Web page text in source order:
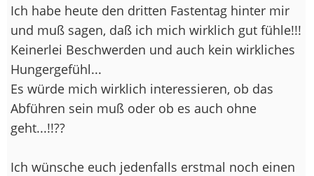
Ich habe heute den dritten Fastentag hinter mir
und muß sagen, daß ich mich wirklich gut fühle!!!
Keinerlei Beschwerden und auch kein wirkliches
Hungergefühl...
Es würde mich wirklich interessieren, ob das
Abführen sein muß oder ob es auch ohne
geht...!!??
Ich wünsche euch jedenfalls erstmal noch einen